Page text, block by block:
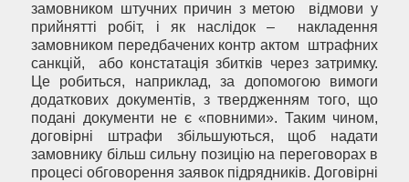
замовником штучних причин з метою відмови у
прийнятті робіт, і як наслідок – накладення
замовником передбачених контр актом штрафних
санкцій, або констатація збитків через затримку.
Це робиться, наприклад, за допомогою вимоги
додаткових документів, з твердженням того, що
подані документи не є «повними». Таким чином,
договірні штрафи збільшуються, щоб надати
замовнику більш сильну позицію на переговорах в
процесі обговорення заявок підрядників. Договірні